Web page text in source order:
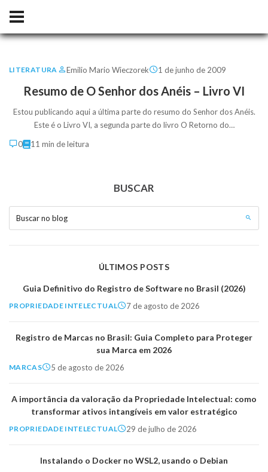
LITERATURA Emilio Mario Wieczorek 1 de junho de 2009
Resumo de O Senhor dos Anéis – Livro VI
Estou publicando aqui a última parte do resumo do Senhor dos Anéis.
Este é o Livro VI, a segunda parte do livro O Retorno do…
0
11 min de leitura
BUSCAR
Buscar no blog
ÚLTIMOS POSTS
Guia Definitivo do Registro de Software no Brasil (2026)
PROPRIEDADE INTELECTUAL 7 de agosto de 2026
Registro de Marcas no Brasil: Guia Completo para Proteger
sua Marca em 2026
MARCAS 5 de agosto de 2026
A importância da valoração da Propriedade Intelectual: como
transformar ativos intangíveis em valor estratégico
PROPRIEDADE INTELECTUAL 29 de julho de 2026
Instalando o Docker no WSL2, usando o Debian